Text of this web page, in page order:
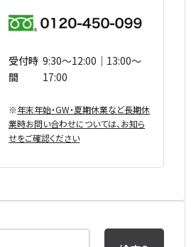
受付時
間
9:30〜12:00｜13:00〜
17:00
※年末年始・GW・夏期休業など⻑期休
業時お問い合わせについては、お知ら
せをご確認ください